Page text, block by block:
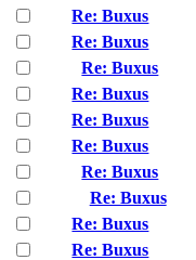
Re: Buxus
Re: Buxus
Re: Buxus
Re: Buxus
Re: Buxus
Re: Buxus
Re: Buxus
Re: Buxus
Re: Buxus
Re: Buxus